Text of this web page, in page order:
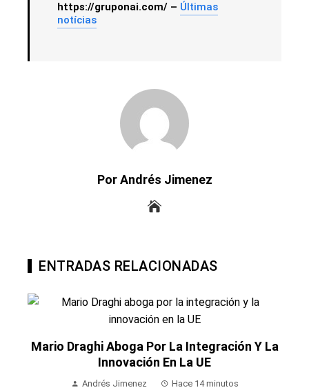
https://gruponai.com/ – Últimas
notícias
Por Andrés Jimenez
ENTRADAS RELACIONADAS
Mario Draghi Aboga Por La Integración Y La
Innovación En La UE
Andrés Jimenez Hace 14 minutos